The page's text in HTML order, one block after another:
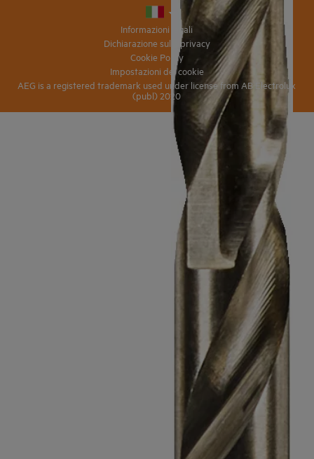
Informazioni legali
Dichiarazione sulla privacy
Cookie Policy
Impostazioni dei cookie
AEG is a registered trademark used under license from AB Electrolux
(publ) 2020